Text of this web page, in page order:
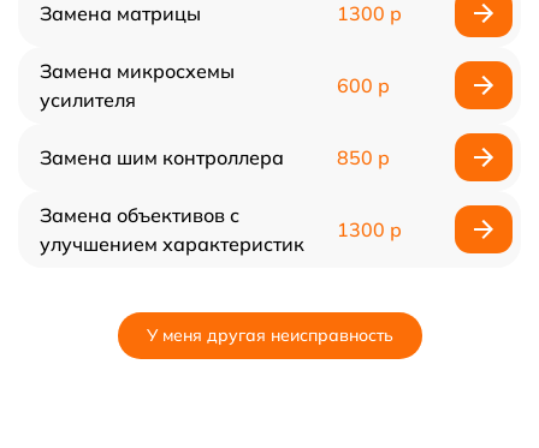
Замена матрицы 1300 р
Замена микросхемы
усилителя
600 р
Замена шим контроллера 850 р
Замена объективов с
улучшением характеристик
1300 р
У меня другая неисправность